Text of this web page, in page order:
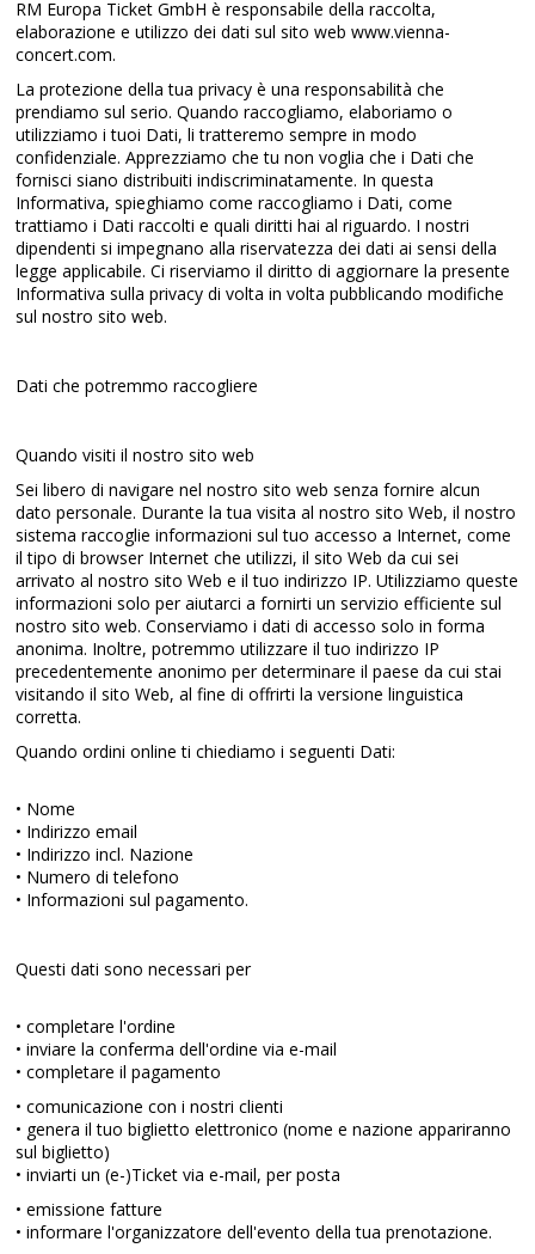
RM Europa Ticket GmbH è responsabile della raccolta,
elaborazione e utilizzo dei dati sul sito web www.vienna-
concert.com.
La protezione della tua privacy è una responsabilità che
prendiamo sul serio. Quando raccogliamo, elaboriamo o
utilizziamo i tuoi Dati, li tratteremo sempre in modo
confidenziale. Apprezziamo che tu non voglia che i Dati che
fornisci siano distribuiti indiscriminatamente. In questa
Informativa, spieghiamo come raccogliamo i Dati, come
trattiamo i Dati raccolti e quali diritti hai al riguardo. I nostri
dipendenti si impegnano alla riservatezza dei dati ai sensi della
legge applicabile. Ci riserviamo il diritto di aggiornare la presente
Informativa sulla privacy di volta in volta pubblicando modifiche
sul nostro sito web.
Dati che potremmo raccogliere
Quando visiti il ​​nostro sito web
Sei libero di navigare nel nostro sito web senza fornire alcun
dato personale. Durante la tua visita al nostro sito Web, il nostro
sistema raccoglie informazioni sul tuo accesso a Internet, come
il tipo di browser Internet che utilizzi, il sito Web da cui sei
arrivato al nostro sito Web e il tuo indirizzo IP. Utilizziamo queste
informazioni solo per aiutarci a fornirti un servizio efficiente sul
nostro sito web. Conserviamo i dati di accesso solo in forma
anonima. Inoltre, potremmo utilizzare il tuo indirizzo IP
precedentemente anonimo per determinare il paese da cui stai
visitando il sito Web, al fine di offrirti la versione linguistica
corretta.
Quando ordini online ti chiediamo i seguenti Dati:
• Nome
• Indirizzo email
• Indirizzo incl. Nazione
• Numero di telefono
• Informazioni sul pagamento.
Questi dati sono necessari per
• completare l'ordine
• inviare la conferma dell'ordine via e-mail
• completare il pagamento
• comunicazione con i nostri clienti
• genera il tuo biglietto elettronico (nome e nazione appariranno
sul biglietto)
• inviarti un (e-)Ticket via e-mail, per posta
• emissione fatture
• informare l'organizzatore dell'evento della tua prenotazione.